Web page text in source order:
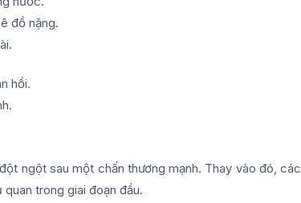
đồ nặng.
hồi.
ngột sau một chấn thương mạnh. Thay vào đó, các
trong giai đoạn đầu.